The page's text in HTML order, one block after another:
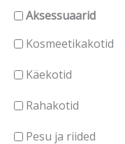
Aksessuaarid
Kosmeetikakotid
Käekotid
Rahakotid
Pesu ja riided